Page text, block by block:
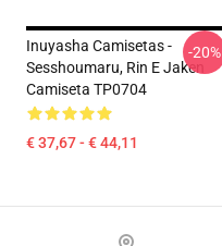
Inuyasha Camisetas -
Sesshoumaru, Rin E Jaken
Camiseta TP0704
€ 37,67 - € 44,11
-20%